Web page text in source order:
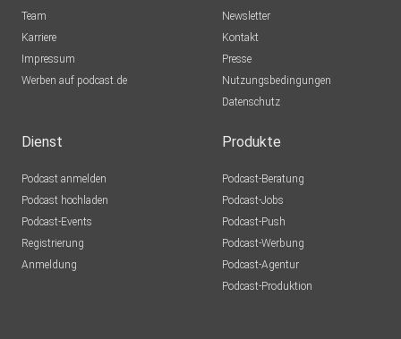
Team
Karriere
Impressum
Werben auf podcast.de
Newsletter
Kontakt
Presse
Nutzungsbedingungen
Datenschutz
Dienst
Podcast anmelden
Podcast hochladen
Podcast-Events
Registrierung
Anmeldung
Produkte
Podcast-Beratung
Podcast-Jobs
Podcast-Push
Podcast-Werbung
Podcast-Agentur
Podcast-Produktion